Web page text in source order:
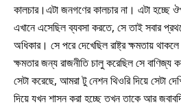
কালচার।এটা জনগণের কালচার না। এটা হচ্ছে
এখানে এসেছিল ব্যবসা করতে, সে তাই সবার
অধিকার। সে পরে দেখেছিল রাষ্ট্র ক্ষমতায়
ক্ষমতার জন্য রাজনীতি চালু করেছিল সে বাণিজ্য
সেটা করেছে, আমরা টু নেশন থিওরি দিয়ে সেটা
দিয়ে যখন শাসন করা হচ্ছে তখন তাকে আর